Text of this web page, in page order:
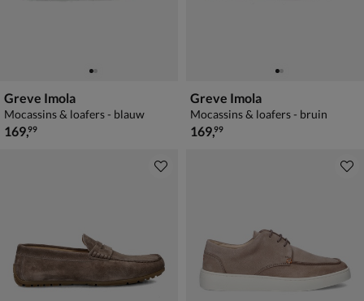
Greve Imola
Mocassins & loafers - blauw
€ 169,99
169,99
Greve Imola
Mocassins & loafers - bruin
€ 169,99
169,99